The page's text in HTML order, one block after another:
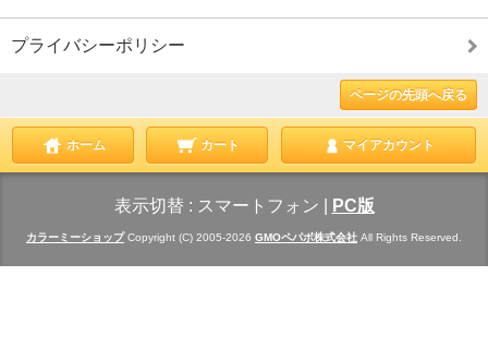
プライバシーポリシー
ページの先頭へ戻る
ホーム カート マイアカウント
表示切替 : スマートフォン PC版
カラーミーショップCopyright (C) 2005-2026 GMOペパボ株式会社 All Rights Reserved.